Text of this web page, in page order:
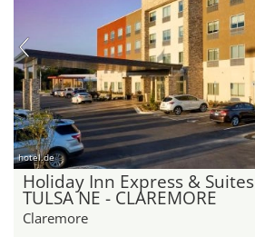
hotel.de
Holiday Inn Express & Suites
TULSA NE - CLAREMORE
Claremore